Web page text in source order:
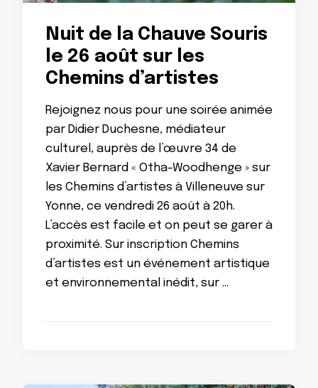
Nuit de la Chauve Souris
le 26 août sur les
Chemins d’artistes
Rejoignez nous pour une soirée animée
par Didier Duchesne, médiateur
culturel, auprès de l’œuvre 34 de
Xavier Bernard « Otha-Woodhenge » sur
les Chemins d’artistes à Villeneuve sur
Yonne, ce vendredi 26 août à 20h.
L’accès est facile et on peut se garer à
proximité. Sur inscription Chemins
d’artistes est un événement artistique
et environnemental inédit, sur …